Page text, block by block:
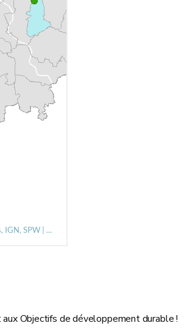
Objectifs de développement durable !